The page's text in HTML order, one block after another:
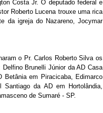
Costa Jr. O deputado federal e
Roberto Lucena trouxe uma rica
da igreja do Nazareno, Jocymar
o Pr. Carlos Roberto Silva os
Brunelli Júnior da AD Casa
Betânia em Piracicaba, Edimarco
Santiago da AD em Hortolândia,
de Sumaré - SP.